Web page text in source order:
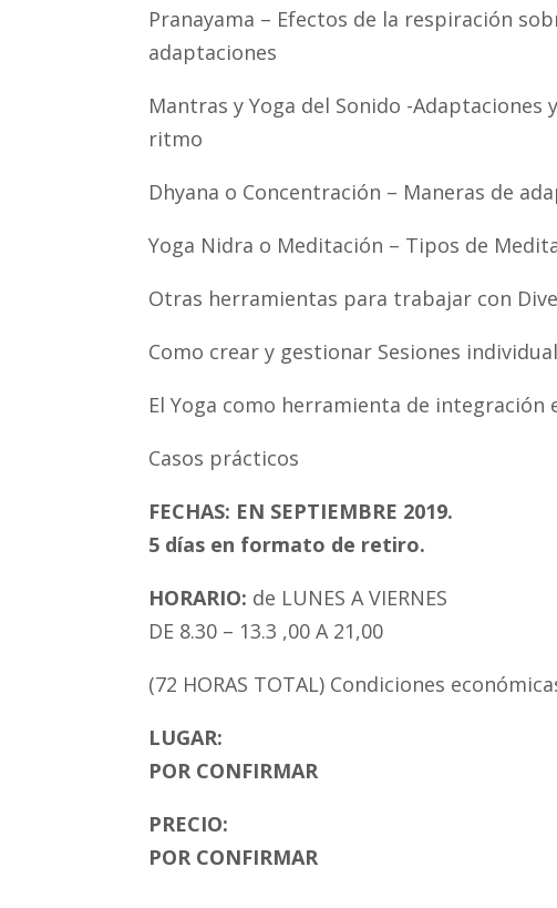
Pranayama – Efectos de la respiración
adaptaciones
Mantras y Yoga del Sonido -Adaptaciones
ritmo
Dhyana o Concentración – Maneras de
Yoga Nidra o Meditación – Tipos de
Otras herramientas para trabajar con
Como crear y gestionar Sesiones
El Yoga como herramienta de integración
Casos prácticos
FECHAS: EN SEPTIEMBRE 2019.
5 días en formato de retiro.
HORARIO: de LUNES A VIERNES
DE 8.30 – 13.3 ,00 A 21,00
(72 HORAS TOTAL) Condiciones
LUGAR:
POR CONFIRMAR
PRECIO:
POR CONFIRMAR